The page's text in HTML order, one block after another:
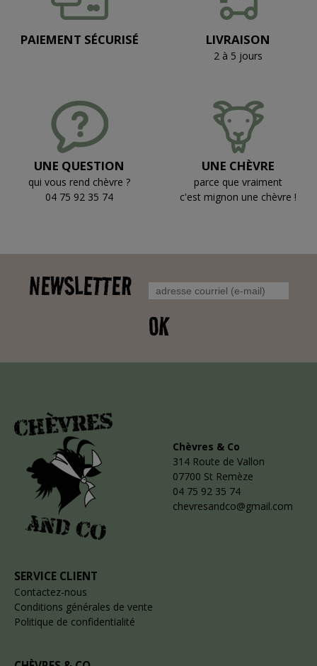
PAIEMENT SÉCURISÉ LIVRAISON
2 à 5 jours
UNE QUESTION
qui vous rend chèvre ?
04 75 92 35 74
UNE CHÈVRE
parce que vraiment
c'est mignon une chèvre !
NEWSLETTER
OK
Chèvres & Co
314 Route de Vallon
07700 St Remèze
04 75 92 35 74
chevresandco@gmail.com
SERVICE CLIENT
Contactez-nous
Conditions générales de vente
Politique de confidentialité